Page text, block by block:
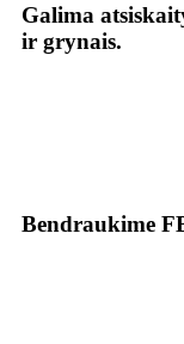
Galima
ir grynais.
Bendraukime